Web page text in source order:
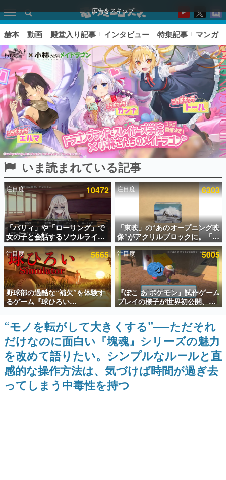
広告をスキップ
ピックアップ
電ファミのいま読まれている記事ランキング
アプリセール情報
インタビュー
連載・特集一覧
殿堂入り記事
SNS拡散数が数千以上！ ページビュー数万以上！ などな
ど。多くの人々に読まれた、電ファミ渾身の“殿堂入り”記
事をまとめました。
ゲームの企画書
名作ゲームクリエイターの方々に製作時のエピソードをお
聞きし、ヒットする企画（ゲーム）とは何か？を探ってい
きます。
赫本
この物語を解いてはいけない。『赫本』は、〈試験問題〉
の形をした短編ホラー小説集です。
赫本 動画 殿堂入り記事 インタビュー 特集記事 マンガ
いま読まれている記事
注目度 10472
「パリィ」や「ローリング」で
女の子と会話するソウルライク
恋愛ゲーム『小早川さんはソウ
ルライク』無料公開。返事に失
敗すると「YOU DIED」
注目度 6303
「東映」の“あのオープニング映
像”がアクリルブロックに。「東
映ヒストリカル グッズコレクシ
ョン」が8月下旬より発売
注目度 5665
野球部の過酷な“補欠”を体験す
るゲーム『球ひろい
Simulator』が「1件」のウィッ
シュリストをもとにチェコ語に
対応しSNSで話題に。『キング
ダム・カム』開発元やチェコの
プロ野球選手から称賛の声
注目度 5005
『ぽこ あ ポケモン』試作ゲーム
プレイの様子が世界初公開、貴
重な企画書の一部も見れちゃ
う。ゲームフリーク・大森滋氏
が開発秘話を語る動画がゲーム
フリーク公式YouTubeで公開中
“モノを転がして大きくする”──ただそれ
だけなのに面白い『塊魂』シリーズの魅力
を改めて語りたい。シンプルなルールと直
感的な操作方法は、気づけば時間が過ぎ去
ってしまう中毒性を持つ